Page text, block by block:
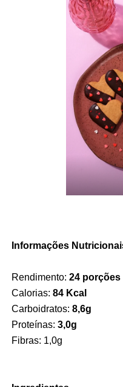
Informações
Rendimento: 24 porções
Calorias: 84 Kcal
Carboidratos: 8,6g
Proteínas: 3,0g
Fibras: 1,0g